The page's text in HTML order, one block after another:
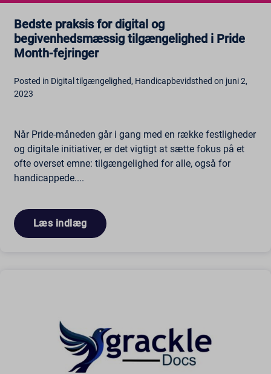
Bedste praksis for digital og
begivenhedsmæssig tilgængelighed i Pride
Month-fejringer
Posted in Digital tilgængelighed, Handicapbevidsthed on juni 2,
2023
Når Pride-måneden går i gang med en række festligheder
og digitale initiativer, er det vigtigt at sætte fokus på et
ofte overset emne: tilgængelighed for alle, også for
handicappede....
Læs indlæg